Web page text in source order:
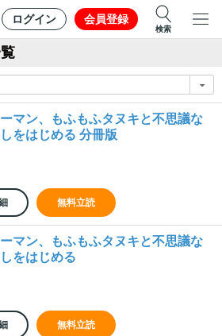
ログイン 会員登録
検索
マン、もふもふタヌキと不思議な
をはじめる 分冊版
無料立読
マン、もふもふタヌキと不思議な
をはじめる
無料立読